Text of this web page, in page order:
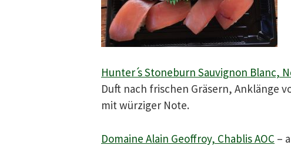
Hunter ́s Stoneburn Sauvignon Blanc,
Duft nach frischen Gräsern, Anklänge
mit würziger Note.
Domaine Alain Geoffroy, Chablis AOC –